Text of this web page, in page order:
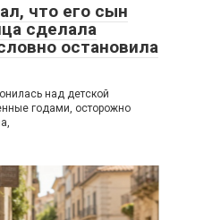
что его сын
сделала
остановила
над детской
годами, осторожно